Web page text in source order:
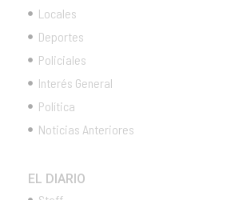
Locales
Deportes
Policiales
Interés General
Política
Noticias Anteriores
EL DIARIO